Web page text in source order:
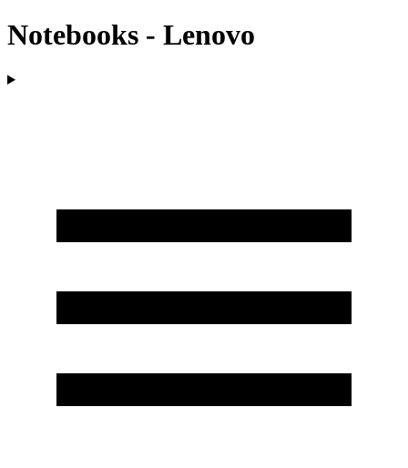
Notebooks - Lenovo